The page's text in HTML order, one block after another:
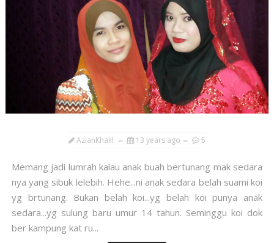
AzianKhalil 13 years ago 5
Memang jadi lumrah kalau anak buah bertunang mak sedara
nya yang sibuk lelebih. Hehe...ni anak sedara belah suami koi
yg brtunang. Bukan belah koi...yg belah koi punya anak
sedara...yg sulung baru umur 14 tahun. Seminggu koi dok
ber kampung kat ru...